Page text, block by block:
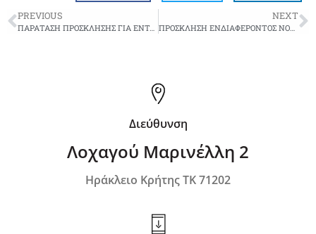
PREVIOUS
ΠΑΡΑΤΑΣΗ ΠΡΟΣΚΛΗΣΗΣ ΓΙΑ ΕΝΤΑΞΗ ΟΙΚΟΓΕΝΕΙΩΝ ΣΤΗΝ ΔΟΜΗ ΤΟΥ ΚΟΙΝΩΝΙΚΟΥ ΠΑΝΤΟΠΩΛΕΙΟΥ (Α’ ΕΞΆΜΗΝΟ 2026)
NEXT
ΠΡΟΣΚΛΗΣΗ ΕΝΔΙΑΦΕΡΟΝΤΟΣ ΝΟΣΗΛΕΥΤΩΝ
Διεύθυνση
Λοχαγού Μαρινέλλη 2
Ηράκλειο Κρήτης ΤΚ 71202